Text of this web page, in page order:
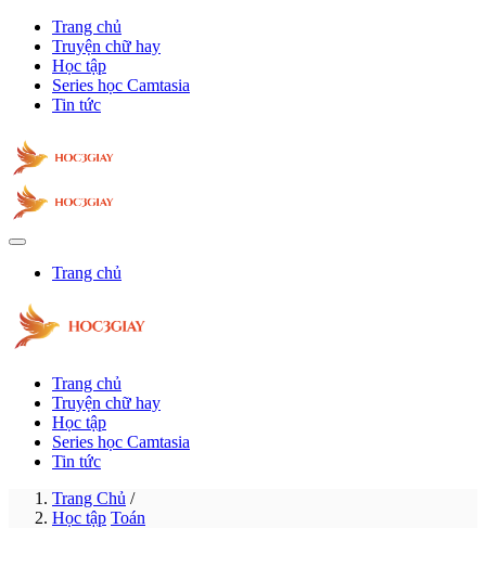
Trang chủ
Truyện chữ hay
Học tập
Series học Camtasia
Tin tức
Trang chủ
Trang chủ
Truyện chữ hay
Học tập
Series học Camtasia
Tin tức
Trang Chủ /
Học tập Toán